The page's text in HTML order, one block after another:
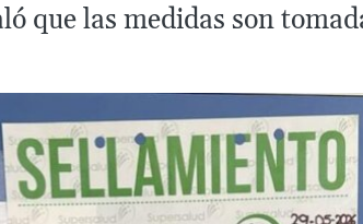
que las medidas son